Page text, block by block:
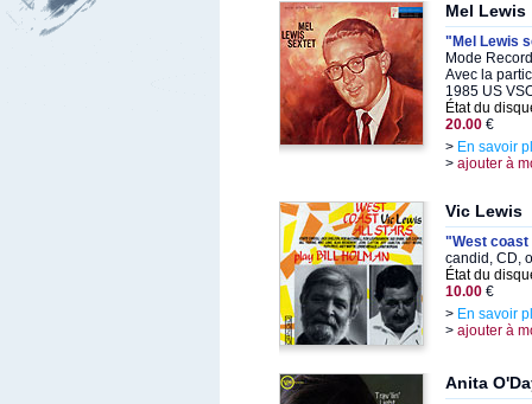
Mel Lewis
"Mel Lewis
Mode
Avec la
1985 US
État du
20.00 €
> En savoir
> ajouter à
Vic Lewis
"West
candid, CD,
État du
10.00 €
> En savoir
> ajouter à
Anita